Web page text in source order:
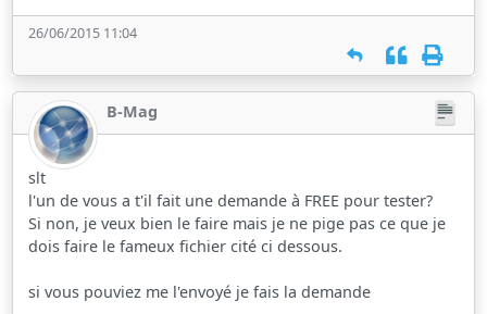
26/06/2015 11:04
B-Mag
slt
l'un de vous a t'il fait une demande à FREE pour tester?
Si non, je veux bien le faire mais je ne pige pas ce que je
dois faire le fameux fichier cité ci dessous.
si vous pouviez me l'envoyé je fais la demande